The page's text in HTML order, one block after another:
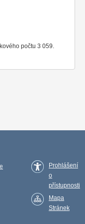
počtu 3 059.
Prohlášení
o
přístupnosti
Mapa
Stránek